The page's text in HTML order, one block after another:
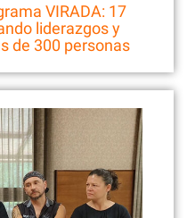
VIRADA: 17
liderazgos y
de 300 personas